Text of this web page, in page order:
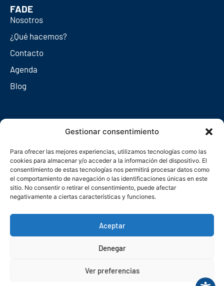
Gestionar consentimiento
Para ofrecer las mejores experiencias, utilizamos tecnologías como las
cookies para almacenar y/o acceder a la información del dispositivo. El
consentimiento de estas tecnologías nos permitirá procesar datos como
el comportamiento de navegación o las identificaciones únicas en este
sitio. No consentir o retirar el consentimiento, puede afectar
negativamente a ciertas características y funciones.
Aceptar
Denegar
Ver preferencias
FADE
Nosotros
¿Qué hacemos?
Contacto
Agenda
Blog
Redes sociales
Política de privacidadPolítica de cookies